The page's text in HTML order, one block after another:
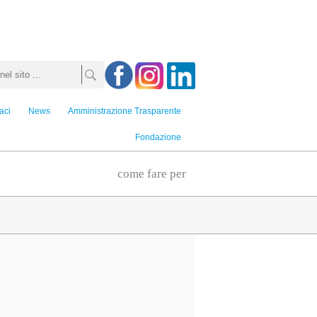
News Amministrazione Trasparente
Fondazione
come fare per